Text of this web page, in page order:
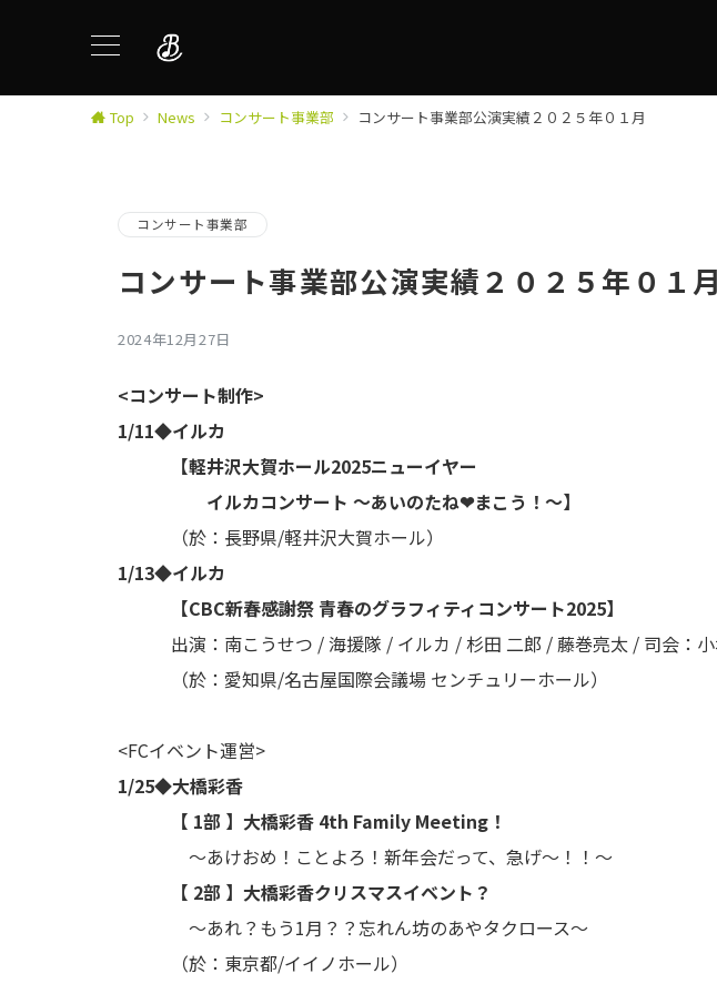
Top News コンサート事業部 コンサート事業部公演実績２０２５年０１月
コンサート事業部
コンサート事業部公演実績２０２５年０１月
2024年12月27日
<コンサート制作>
1/11◆イルカ
【軽井沢大賀ホール2025ニューイヤー
イルカコンサート ～あいのたね❤まこう！～】
（於：長野県/軽井沢大賀ホール）
1/13◆イルカ
【CBC新春感謝祭 青春のグラフィティコンサート2025】
出演：南こうせつ / 海援隊 / イルカ / 杉田 二郎 / 藤巻亮太 / 司会：小
（於：愛知県/名古屋国際会議場 センチュリーホール）
<FCイベント運営>
1/25◆大橋彩香
【 1部 】大橋彩香 4th Family Meeting！
〜あけおめ！ことよろ！新年会だって、急げ〜！！〜
【 2部 】大橋彩香クリスマスイベント？
〜あれ？もう1月？？忘れん坊のあやタクロース〜
（於：東京都/イイノホール）